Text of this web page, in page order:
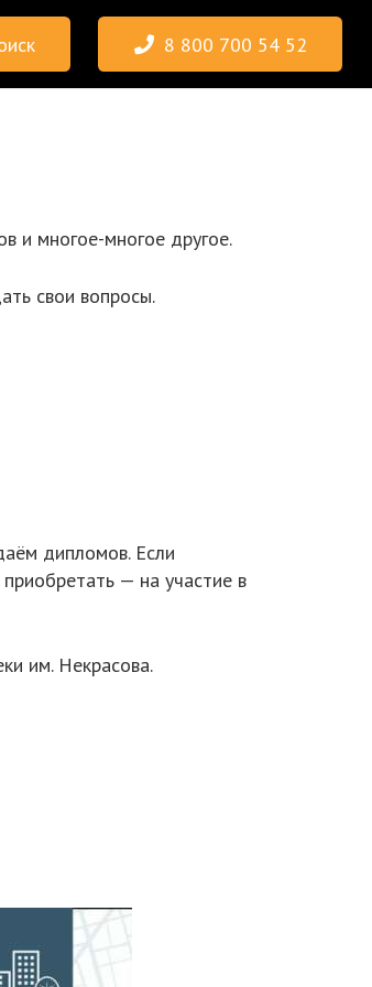
8 800 700 54 52
и многое-многое другое.
свои вопросы.
дипломов. Если
— на участие в
им. Некрасова.